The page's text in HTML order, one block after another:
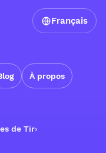
À propos
Français
de Tir›